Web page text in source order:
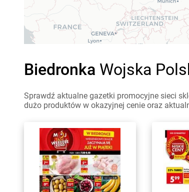
Biedronka Wojska
Sprawdź aktualne gazetki promocyjne sieci
dużo produktów w okazyjnej cenie oraz